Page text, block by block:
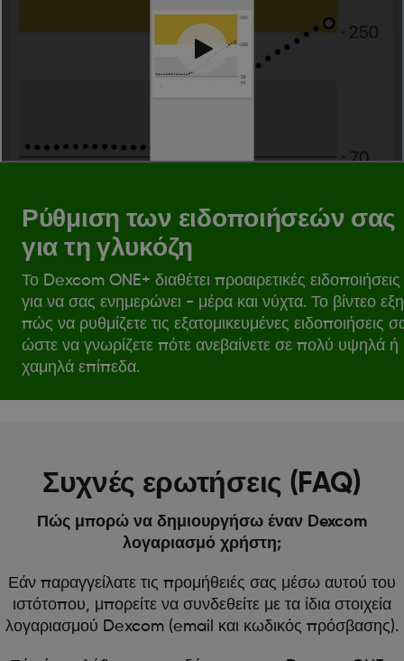
Ρύθμιση των ειδοποιήσεών σας
για τη γλυκόζη
Το Dexcom ONE+ διαθέτει προαιρετικές ειδοποιήσεις
για να σας ενημερώνει - μέρα και νύχτα. Το βίντεο
πώς να ρυθμίζετε τις εξατομικευμένες ειδοποιήσεις
ώστε να γνωρίζετε πότε ανεβαίνετε σε πολύ υψηλά ή
χαμηλά επίπεδα.
Συχνές ερωτήσεις (FAQ)
Πώς μπορώ να δημιουργήσω έναν Dexcom
λογαριασμό χρήστη;
Εάν παραγγείλατε τις προμήθειές σας μέσω αυτού του
ιστότοπου, μπορείτε να συνδεθείτε με τα ίδια στοιχεία
λογαριασμού Dexcom (email και κωδικός πρόσβασης).